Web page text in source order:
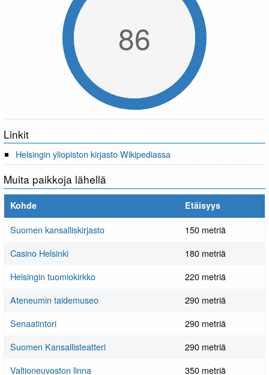
86
Linkit
Helsingin yliopiston kirjasto Wikipediassa
Muita paikkoja lähellä
Kohde Etäisyys
Suomen kansalliskirjasto
150 metriä
Casino Helsinki
180 metriä
Helsingin tuomiokirkko
220 metriä
Ateneumin taidemuseo
290 metriä
Senaatintori
290 metriä
Suomen Kansallisteatteri
290 metriä
Valtioneuvoston linna
350 metriä